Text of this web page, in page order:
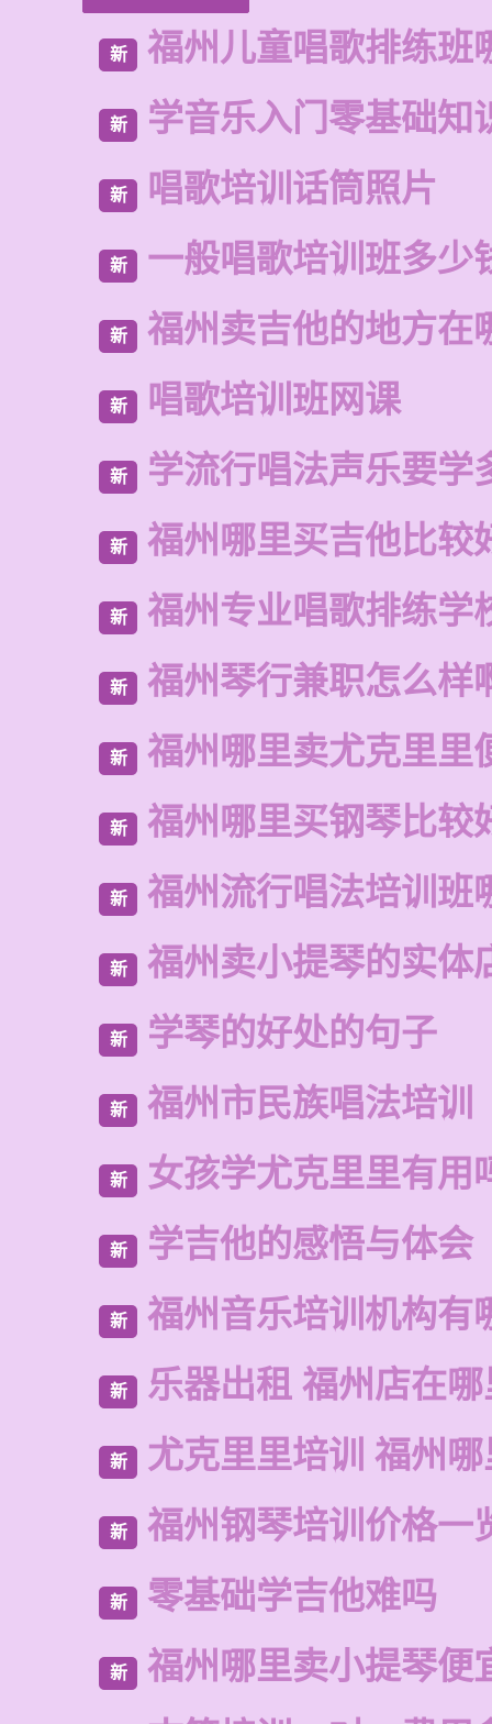
新 福州儿童唱歌排练班
新 学音乐入门零基础知
新 唱歌培训话筒照片
新 一般唱歌培训班多少
新 福州卖吉他的地方在
新 唱歌培训班网课
新 学流行唱法声乐要学
新 福州哪里买吉他比较
新 福州专业唱歌排练学
新 福州琴行兼职怎么样
新 福州哪里卖尤克里里
新 福州哪里买钢琴比较
新 福州流行唱法培训班
新 福州卖小提琴的实体
新 学琴的好处的句子
新 福州市民族唱法培训
新 女孩学尤克里里有用
新 学吉他的感悟与体会
新 福州音乐培训机构有
新 乐器出租 福州店在
新 尤克里里培训 福州
新 福州钢琴培训价格一
新 零基础学吉他难吗
新 福州哪里卖小提琴便